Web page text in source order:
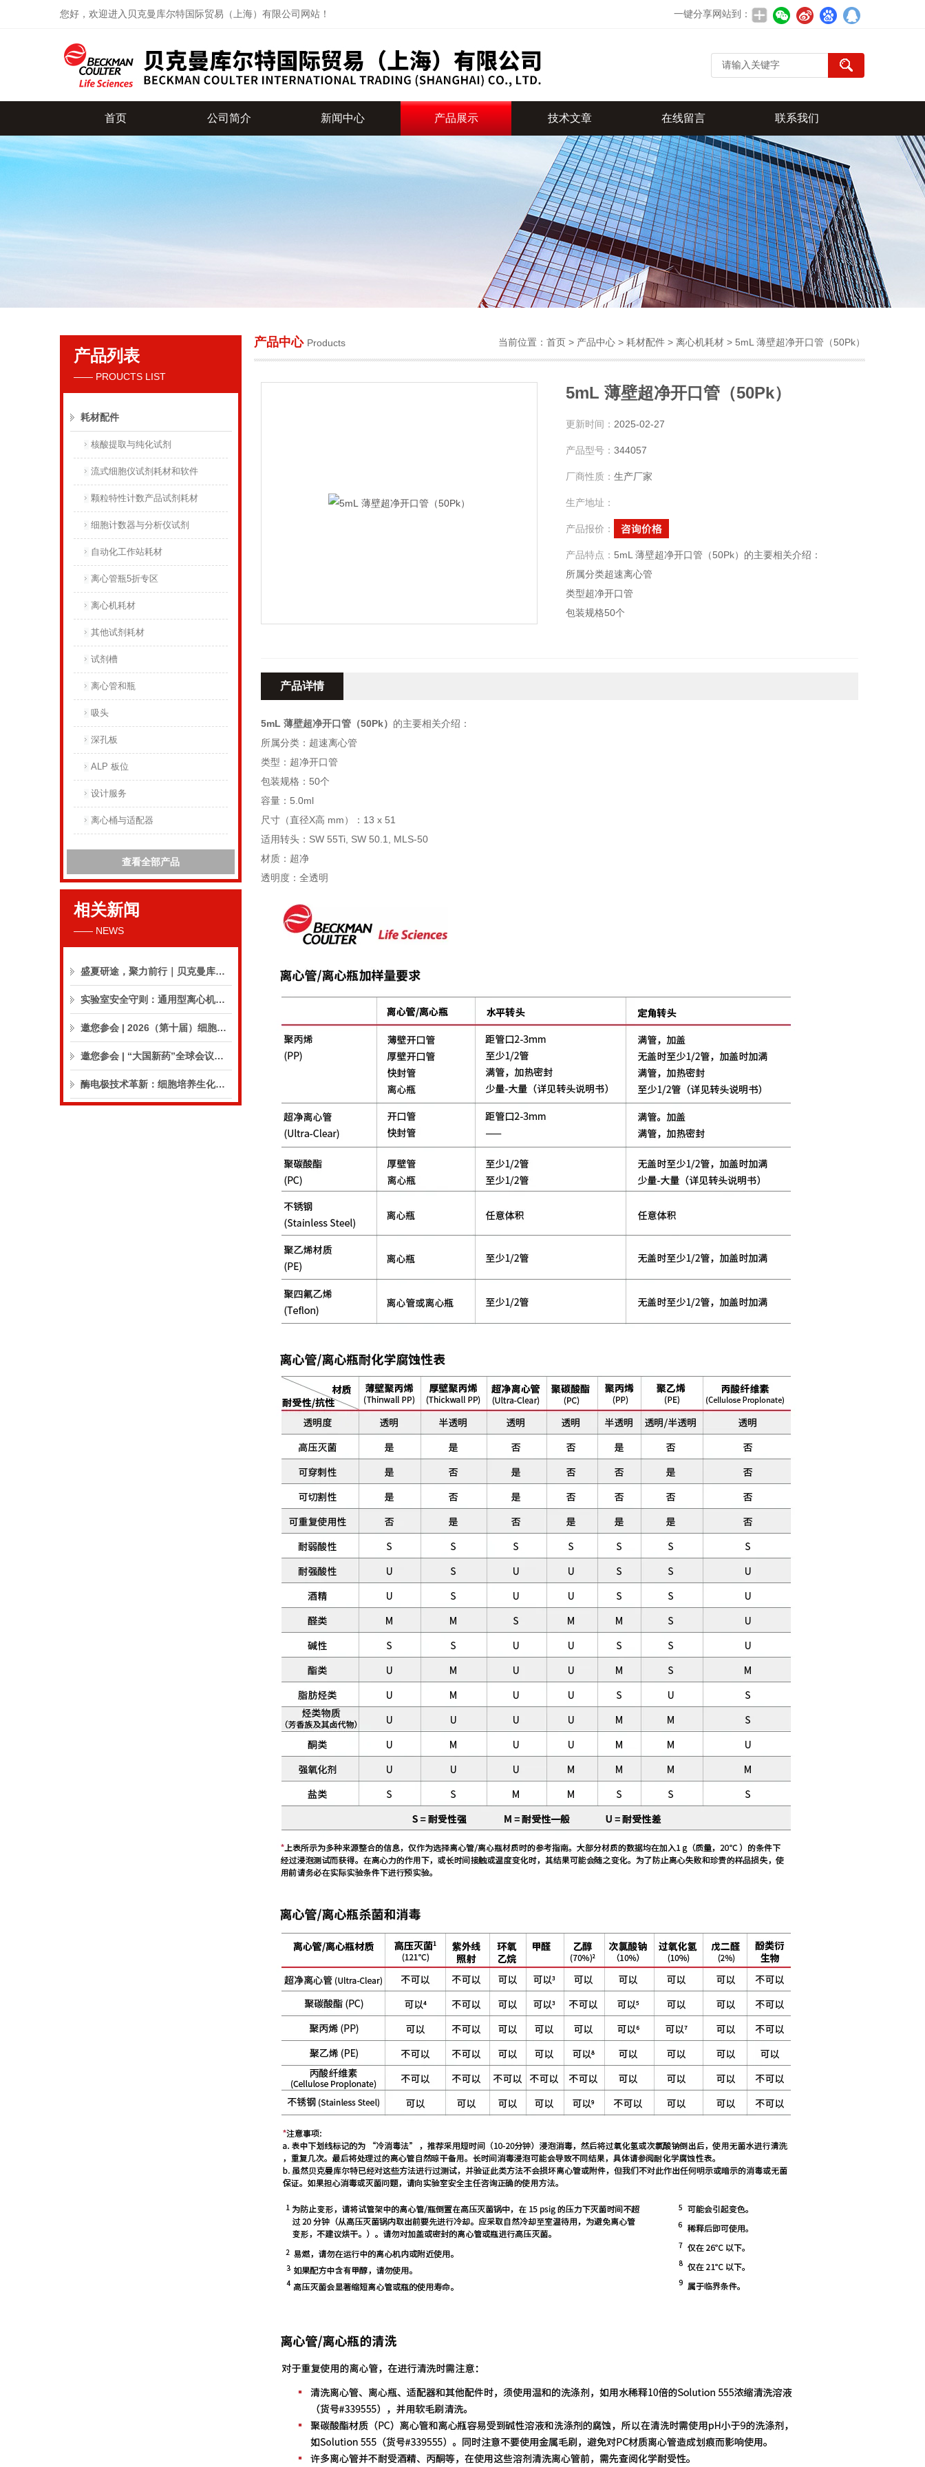
您好，欢迎进入贝克曼库尔特国际贸易（上海）有限公司网站！ 一键分享网站到：
贝克曼库尔特国际贸易（上海）有限公司
首页 公司简介 新闻中心 产品展示 技术文章 在线留言 联系我们
产品列表
—— PROUCTS LIST
耗材配件
核酸提取与纯化试剂
流式细胞仪试剂耗材和软件
颗粒特性计数产品试剂耗材
细胞计数器与分析仪试剂
自动化工作站耗材
离心管瓶5折专区
离心机耗材
其他试剂耗材
试剂槽
离心管和瓶
吸头
深孔板
ALP 板位
设计服务
离心桶与适配器
查看全部产品
相关新闻
—— NEWS
盛夏研途，聚力前行｜贝克曼库尔特生命科学8月活动预告
实验室安全守则：通用型离心机操作与保养的10个要点
邀您参会 | 2026（第十届）细胞外囊泡合规与临床应用大会
邀您参会 | “大国新药”全球会议（CPIC2026）
酶电极技术革新：细胞培养生化分析仪实现精准在线监测
产品中心 Products 当前位置： 首页 > 产品中心 > 耗材配件 > 离心机耗材 > 5mL 薄壁超净开口管（50Pk）
5mL 薄壁超净开口管（50Pk）
更新时间： 2025-02-27
产品型号： 344057
厂商性质： 生产厂家
生产地址：
产品报价：
产品特点： 5mL 薄壁超净开口管（50Pk）的主要相关介绍：
所属分类超速离心管
类型超净开口管
包装规格50个
产品详情
5mL 薄壁超净开口管（50Pk） 的主要相关介绍：
所属分类：超速离心管
类型：超净开口管
包装规格：50个
容量：5.0ml
尺寸（直径X高 mm）：13 x 51
适用转头：SW 55Ti, SW 50.1, MLS-50
材质：超净
透明度：全透明